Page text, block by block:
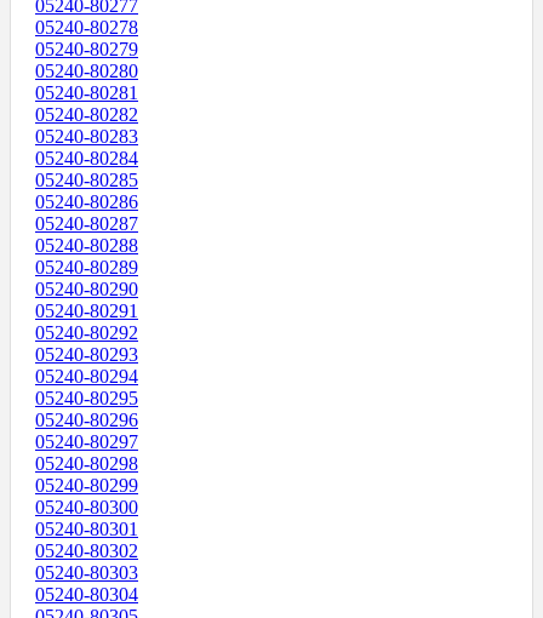
05240-80277
05240-80278
05240-80279
05240-80280
05240-80281
05240-80282
05240-80283
05240-80284
05240-80285
05240-80286
05240-80287
05240-80288
05240-80289
05240-80290
05240-80291
05240-80292
05240-80293
05240-80294
05240-80295
05240-80296
05240-80297
05240-80298
05240-80299
05240-80300
05240-80301
05240-80302
05240-80303
05240-80304